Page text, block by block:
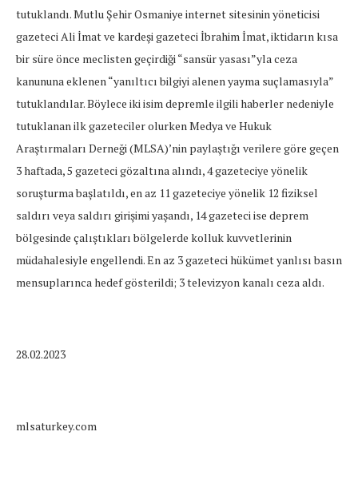
tutuklandı. Mutlu Şehir Osmaniye internet sitesinin yöneticisi
gazeteci Ali İmat ve kardeşi gazeteci İbrahim İmat, iktidarın kısa
bir süre önce meclisten geçirdiği “sansür yasası”yla ceza
kanununa eklenen “yanıltıcı bilgiyi alenen yayma suçlamasıyla”
tutuklandılar. Böylece iki isim depremle ilgili haberler nedeniyle
tutuklanan ilk gazeteciler olurken Medya ve Hukuk
Araştırmaları Derneği (MLSA)’nin paylaştığı verilere göre geçen
3 haftada, 5 gazeteci gözaltına alındı, 4 gazeteciye yönelik
soruşturma başlatıldı, en az 11 gazeteciye yönelik 12 fiziksel
saldırı veya saldırı girişimi yaşandı, 14 gazeteci ise deprem
bölgesinde çalıştıkları bölgelerde kolluk kuvvetlerinin
müdahalesiyle engellendi. En az 3 gazeteci hükümet yanlısı basın
mensuplarınca hedef gösterildi; 3 televizyon kanalı ceza aldı.
28.02.2023
mlsaturkey.com